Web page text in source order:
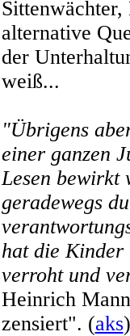
alternative
der
weiß...
"Übrigens
einer ganzen
Lesen bewirkt
geradewegs
hat die Kinder
verroht und
Heinrich
zensiert". (aks)